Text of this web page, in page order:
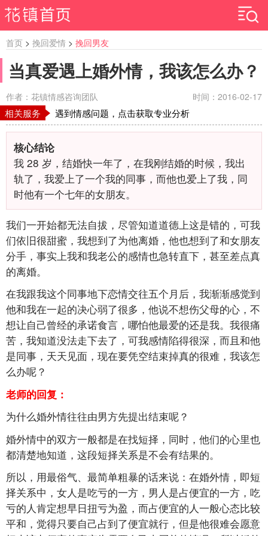
首页 > 挽回爱情 > 挽回男友
当真爱遇上婚外情，我该怎么办？
作者：花镇情感咨询团队 时间：2016-02-17
相关服务 遇到情感问题，点击获取专业分析
核心结论
我 28 岁，结婚快一年了，在我刚结婚的时候，我出
轨了，我爱上了一个我的同事，而他也爱上了我，同
时他有一个七年的女朋友。
我们一开始都无法自拔，尽管知道道德上这是错的，可我
们依旧很甜蜜，我想到了为他离婚，他也想到了和女朋友
分手，事实上我和我老公的感情也急转直下，甚至差点真
的离婚。
在我跟我这个同事地下恋情交往五个月后，我渐渐感觉到
他和我在一起的决心弱了很多，他说不想伤父母的心，不
想让自己曾经的承诺食言，哪怕他最爱的还是我。我很痛
苦，我知道没法走下去了，可我感情陷得很深，而且和他
是同事，天天见面，现在要凭空结束掉真的很难，我该怎
么办呢？
老师的回复：
为什么婚外情往往由男方先提出结束呢？
婚外情中的双方一般都是在找短择，同时，他们的心里也
都清楚地知道，这段短择关系是不会有结果的。
所以，用最俗气、最简单粗暴的话来说：在婚外情，即短
择关系中，女人是吃亏的一方，男人是占便宜的一方，吃
亏的人肯定想早日扭亏为盈，而占便宜的人一般心态比较
平和，觉得只要自己占到了便宜就行，但是他很难会愿意